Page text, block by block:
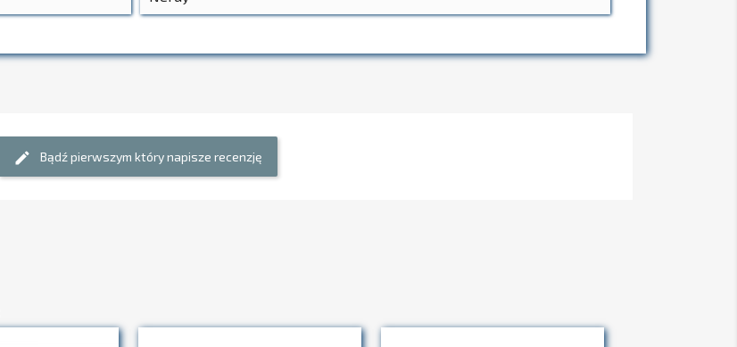
edit Bądź pierwszym który napisze recenzję